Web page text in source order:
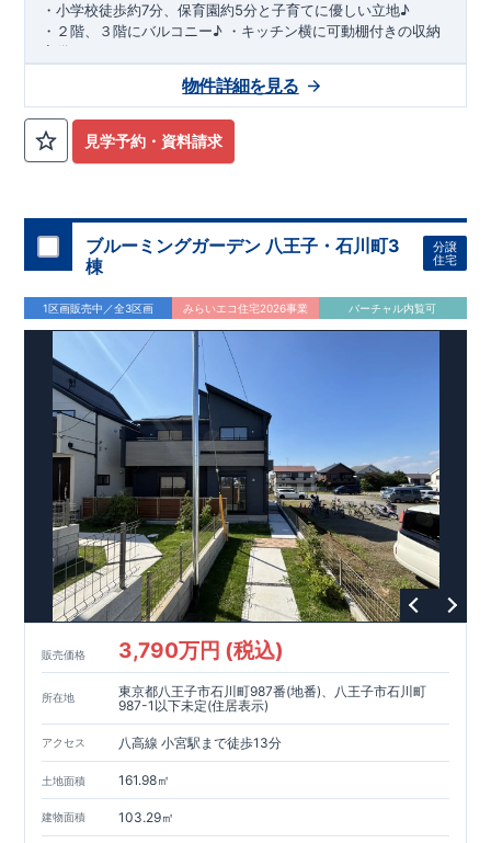
・小学校徒歩約7分、保育園約5分と子育てに優しい立地♪
・２階、３階にバルコニー♪ ・キッチン横に可動棚付きの収納
完備。
相模線「上溝」駅徒歩19分 ◇ロケーション
・相模原市立星が丘小学校
徒歩7分 ・オーケ
ー相模原店
模原店 徒歩
・やまうち医院 徒歩
ります。
・設計、施工、営業が互いに協力しあい、最良のプラ
ンを提供いたします。 ・不要な中間マージンを抑えることで、
コストダウンに努めています。
・東栄住宅
の建物は、国が定めた耐震等級で3を取得。建築基準法で定め
られた、｢数百年に一度発生する地震に対して、倒壊、崩壊しな
い。｣という基準から、さらに
す。
【住宅性能評価ダブル取得】
設計段階で、国が認めた第三者機関が評価しています。
住宅性能評価：評価を受けた図面通りに施工されているか、建
設までに、計4回のチェックが行われます。
でなく、現場の施工状況を検査した上で、品質を保証していま
す。
【充実のアフターサポート】
・東栄住宅では、お引渡し後最大10回の無料定期点検と、
年
間の品質保証を実施。お引渡しからが本当のお付き合いだと考
え、アフターサービスを外部の業者に委託せず、東栄住宅グル
ープ「東栄ホームサービス株式会社」にて責任をもって対応い
たします。
見学予約・資料請求
物件詳細を見る
ブルーミングガーデン 八王子・石川町3
棟
分譲
住宅
1区画販売中／全3区画 みらいエコ住宅2026事業 バーチャル内覧可
販売価格 3,790万円 (税込)
所在地
東京都八王子市石川町987番(地番)、八王子市石川町
987-1以下未定(住居表示)
アクセス 八高線 小宮駅まで徒歩13分
土地面積 161.98㎡
建物面積 103.29㎡